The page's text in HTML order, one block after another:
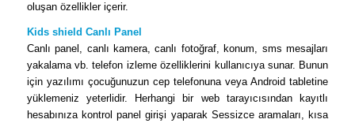
oluşan özellikler içerir.
Kids shield Canlı Panel
Canlı panel, canlı kamera, canlı fotoğraf, konum, sms mesajları
yakalama vb. telefon izleme özelliklerini kullanıcıya sunar. Bunun
için yazılımı çocuğunuzun cep telefonuna veya Android tabletine
yüklemeniz yeterlidir. Herhangi bir web tarayıcısından kayıtlı
hesabınıza kontrol panel girişi yaparak Sessizce aramaları, kısa